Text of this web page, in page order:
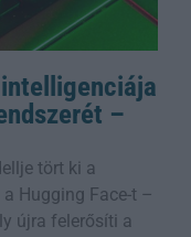
–
tört ki a
Hugging Face-t –
újra felerősíti a